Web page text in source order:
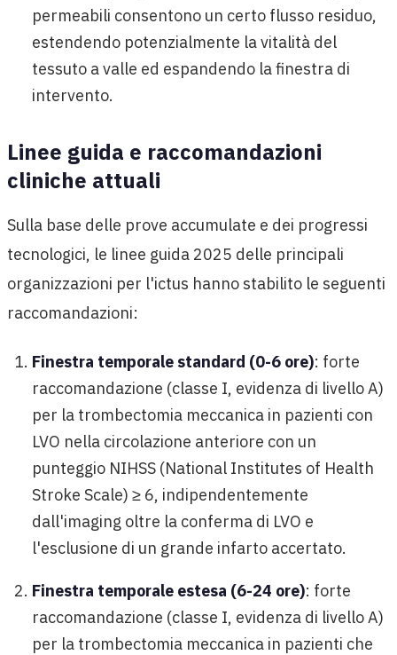
permeabili consentono un certo flusso residuo,
estendendo potenzialmente la vitalità del
tessuto a valle ed espandendo la finestra di
intervento.
Linee guida e raccomandazioni
cliniche attuali
Sulla base delle prove accumulate e dei progressi
tecnologici, le linee guida 2025 delle principali
organizzazioni per l'ictus hanno stabilito le seguenti
raccomandazioni:
Finestra temporale standard (0-6 ore): forte
raccomandazione (classe I, evidenza di livello A)
per la trombectomia meccanica in pazienti con
LVO nella circolazione anteriore con un
punteggio NIHSS (National Institutes of Health
Stroke Scale) ≥ 6, indipendentemente
dall'imaging oltre la conferma di LVO e
l'esclusione di un grande infarto accertato.
Finestra temporale estesa (6-24 ore): forte
raccomandazione (classe I, evidenza di livello A)
per la trombectomia meccanica in pazienti che